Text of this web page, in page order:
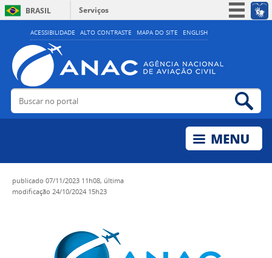
ACESSIBILIDADE ALTO CONTRASTE MAPA DO SITE ENGLISH
BRASIL
Serviços
Simplifique!
Acesso à informação
Legislação
Buscar no portal
publicado 07/11/2023 11h08, última
modificação 24/10/2024 15h23